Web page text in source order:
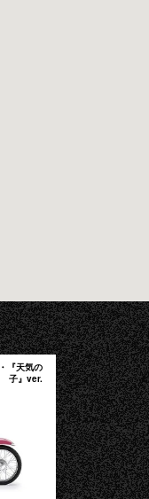
『天気の
子』ver.